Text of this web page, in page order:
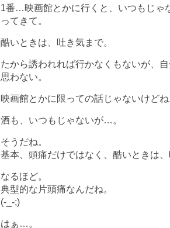
1番…映画館とかに行くと、いつもじゃ
ってきて。
酷いときは、吐き気まで。
たから誘われれば行かなくもないが、
思わない。
映画館とかに限っての話じゃないけど
酒も、いつもじゃないが…。
そうだね。
基本、頭痛だけではなく、酷いときは
なるほど。
典型的な片頭痛なんだね。
(-_-;)
はぁ…。